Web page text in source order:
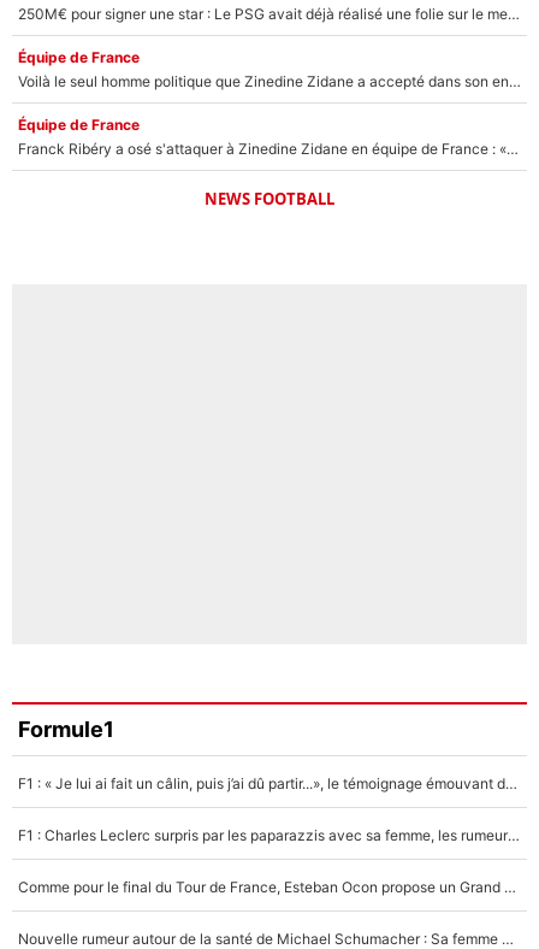
250M€ pour signer une star : Le PSG avait déjà réalisé une folie sur le mercato bien avant Neymar !
Équipe de France
Voilà le seul homme politique que Zinedine Zidane a accepté dans son entourage : «Je garde un très bon souvenir de lui»
Équipe de France
Franck Ribéry a osé s'attaquer à Zinedine Zidane en équipe de France : «Je n'aurais jamais fait ça»
NEWS FOOTBALL
Formule1
F1 : « Je lui ai fait un câlin, puis j’ai dû partir...», le témoignage émouvant de Max Verstappen sur sa fille
F1 : Charles Leclerc surpris par les paparazzis avec sa femme, les rumeurs étaient vraies !
Comme pour le final du Tour de France, Esteban Ocon propose un Grand Prix de Formule 1 à Paris : «Autour de l’Arc de Triomphe, ce serait génial» !
Nouvelle rumeur autour de la santé de Michael Schumacher : Sa femme Corinna sort du silence